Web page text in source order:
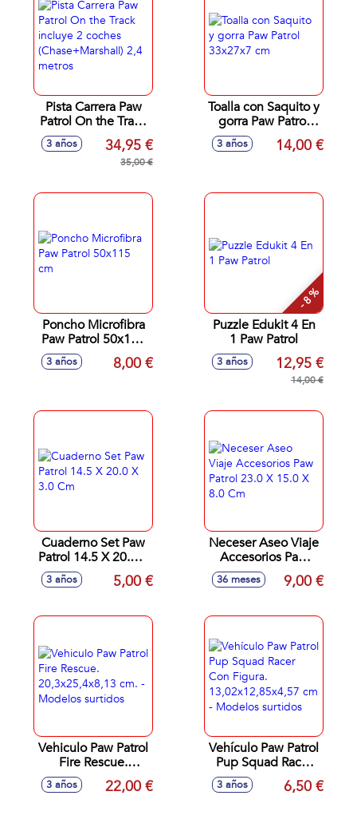
Pista Carrera Paw
Patrol On the Track
incluye 2 coches
(Chase+Marshall)
2,4 metros
3 años 34,95 €
35,00 €
Toalla con Saquito y
gorra Paw Patrol
33x27x7 cm
3 años 14,00 €
Poncho Microfibra
Paw Patrol 50x115
3 años 8,00 €
- 8 %
Puzzle Edukit 4 En
1 Paw Patrol
3 años 12,95 €
14,00 €
Cuaderno Set Paw
Patrol 14.5 X 20.0 X
3.0 Cm
3 años 5,00 €
Neceser Aseo Viaje
Accesorios Paw
Patrol 23.0 X 15.0 X
8.0 Cm
36 meses 9,00 €
Vehiculo Paw Patrol
Fire Rescue.
20,3x25,4x8,13 cm.
- Modelos surtidos
3 años 22,00 €
Vehículo Paw Patrol
Pup Squad Racer
Con Figura.
13,02x12,85x4,57
3 años 6,50 €